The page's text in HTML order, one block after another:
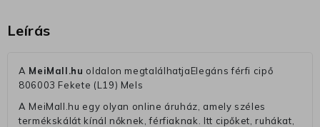
Leírás
A MeiMall.hu oldalon megtalálhatjaElegáns férfi cipő
806003 Fekete (L19) Mels
A MeiMall.hu egy olyan online áruház, amely széles
termékskálát kínál nőknek, férfiaknak. Itt cipőket, ruhákat,